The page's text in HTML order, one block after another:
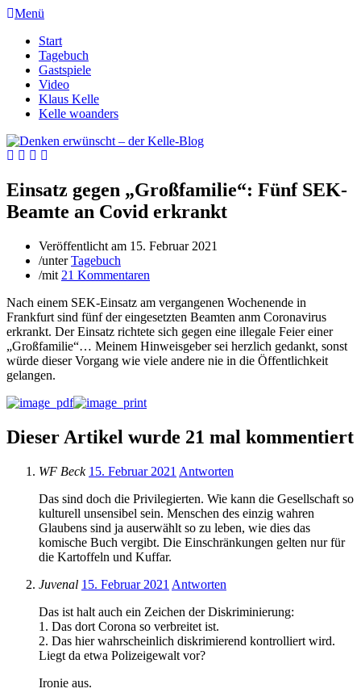
Menü
Start
Tagebuch
Gastspiele
Video
Klaus Kelle
Kelle woanders
Einsatz gegen „Großfamilie“: Fünf SEK-
Beamte an Covid erkrankt
Veröffentlicht am 15. Februar 2021
/unterTagebuch
/mit 21 Kommentaren
Nach einem SEK-Einsatz am vergangenen Wochenende in
Frankfurt sind fünf der eingesetzten Beamten anm Coronavirus
erkrankt. Der Einsatz richtete sich gegen eine illegale Feier einer
„Großfamilie“… Meinem Hinweisgeber sei herzlich gedankt, sonst
würde dieser Vorgang wie viele andere nie in die Öffentlichkeit
gelangen.
Dieser Artikel wurde 21 mal kommentiert
WF Beck 15. Februar 2021 Antworten
Das sind doch die Privilegierten. Wie kann die Gesellschaft so
kulturell unsensibel sein. Menschen des einzig wahren
Glaubens sind ja auserwählt so zu leben, wie dies das
komische Buch vergibt. Die Einschränkungen gelten nur für
die Kartoffeln und Kuffar.
Juvenal 15. Februar 2021 Antworten
Das ist halt auch ein Zeichen der Diskriminierung:
1. Das dort Corona so verbreitet ist.
2. Das hier wahrscheinlich diskrimierend kontrolliert wird.
Liegt da etwa Polizeigewalt vor?
Ironie aus.